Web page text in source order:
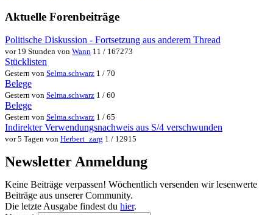
Aktuelle Forenbeiträge
Politische Diskussion - Fortsetzung aus anderem Thread
vor 19 Stunden von Wann 11 / 167273
Stücklisten
Gestern von Selma.schwarz 1 / 70
Belege
Gestern von Selma.schwarz 1 / 60
Belege
Gestern von Selma.schwarz 1 / 65
Indirekter Verwendungsnachweis aus S/4 verschwunden
vor 5 Tagen von Herbert_zarg 1 / 12915
Newsletter Anmeldung
Keine Beiträge verpassen! Wöchentlich versenden wir lesenwerte
Beiträge aus unserer Community.
Die letzte Ausgabe findest du hier.